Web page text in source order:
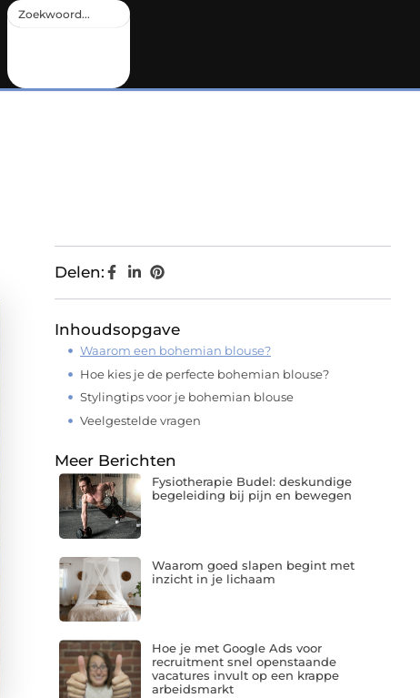
Delen:
Inhoudsopgave
Waarom een bohemian blouse?
Hoe kies je de perfecte bohemian blouse?
Stylingtips voor je bohemian blouse
Veelgestelde vragen
Meer Berichten
Fysiotherapie Budel: deskundige
begeleiding bij pijn en bewegen
Waarom goed slapen begint met
inzicht in je lichaam
Hoe je met Google Ads voor
recruitment snel openstaande
vacatures invult op een krappe
arbeidsmarkt